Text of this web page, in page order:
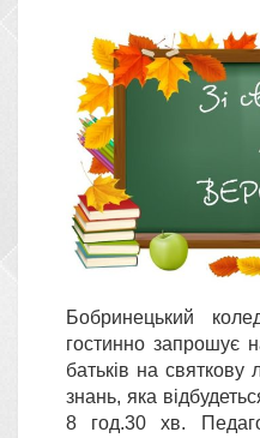
Бобринецький
гостинно запрошує
батьків на святкову
знань, яка
8 год.30 хв.